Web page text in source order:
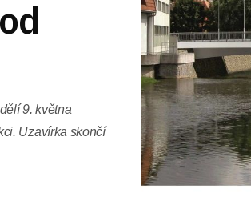
9. května
Uzavírka skončí